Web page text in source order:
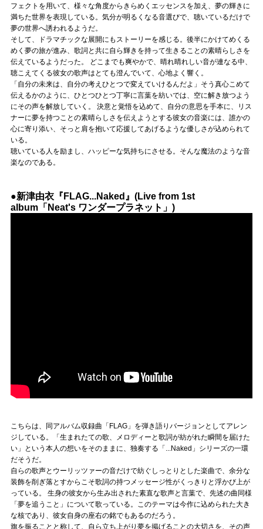
フェクトを用いて、様々な角度からきらめくエッセンスを加え、夢の輝きに
満ちた世界を表現している。気分が明るくなる音選びで、聴いているだけで
夢の世界へ誘われるようだ。
そして、ドラマチックな展開にもストーリーを感じる。後半にかけてめくる
めく夢の旅が進み、歌詞と共に自ら輝きを持って生きることの素晴らしさを
伝えているようだった。 どこまでも爽やかで、晴れ晴れしい音が連なる中、
聴こえてくる彼女の歌声はとても澄んでいて、心地よく響く。
「自分の未来は、自分の考えひとつで変えていけるんだよ」そう真心こめて
伝えるかのように、ひとつひとつ丁寧に言葉を紡いでは、空に解き放つよう
にその声を解放していく。 決意と覚悟を込めて、自分の意思を手本に、リス
ナーに夢を持つことの素晴らしさを伝えようとする彼女の音楽には、誰かの
心に寄り添い、そっと肩を抱いて応援してあげるような優しさが込められて
いる。
聴いている人を励まし、ハッピーな気持ちにさせる。そんな魔法のような音
楽なのである。
●新津由衣『FLAG...Naked』(Live from 1st
album「Neat's ワンダープラネット」)
こちらは、同アルバム収録曲「FLAG」を弾き語りバージョンとしてアレン
ジしている。「生まれたての歌、メロディーと歌詞が紡がれた瞬間を届けた
い」という本人の想いをそのままに、独奏する「...Naked」シリーズの一環
だそうだ。
自らの歌声とウーリッツァーの音だけで紡ぐしっとりとした楽曲で、余分な
装飾を削ぎ落とすからこそ歌詞の持つメッセージ性がくっきりと浮かび上が
っている。 生身の彼女から生み出された素直な歌声と言葉で、先述の曲同様
「夢を追うこと」について歌っている。このテーマは今作に込められた大き
な核であり、彼女自身の座右の銘でもあるのだろう。
旗を振ることと称して、自ら立ち上がり夢を掲げることの大切さを、その声